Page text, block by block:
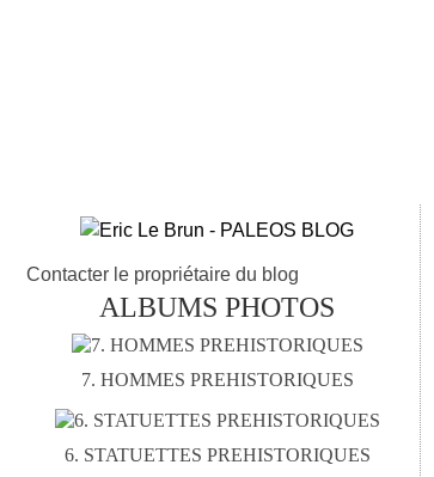
Contacter le propriétaire du blog
ALBUMS PHOTOS
7. HOMMES PREHISTORIQUES
6. STATUETTES PREHISTORIQUES